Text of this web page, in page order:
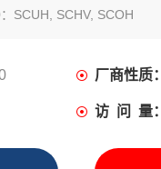
SCUH, SCHV, SCOH
厂商性质：
访 问 量：